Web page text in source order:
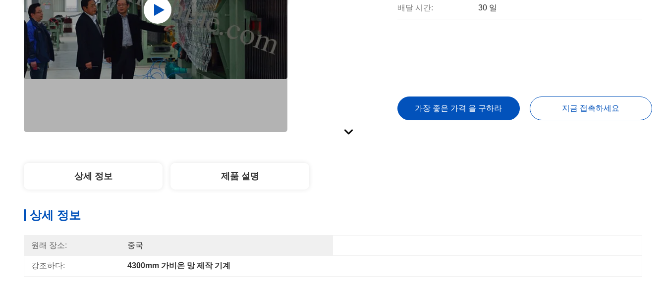
배달 시간: 30 일
가장 좋은 가격 을 구하라 지금 접촉하세요
상세 정보 제품 설명
상세 정보
원래 장소: 중국
강조하다: 4300mm 가비온 망 제작 기계